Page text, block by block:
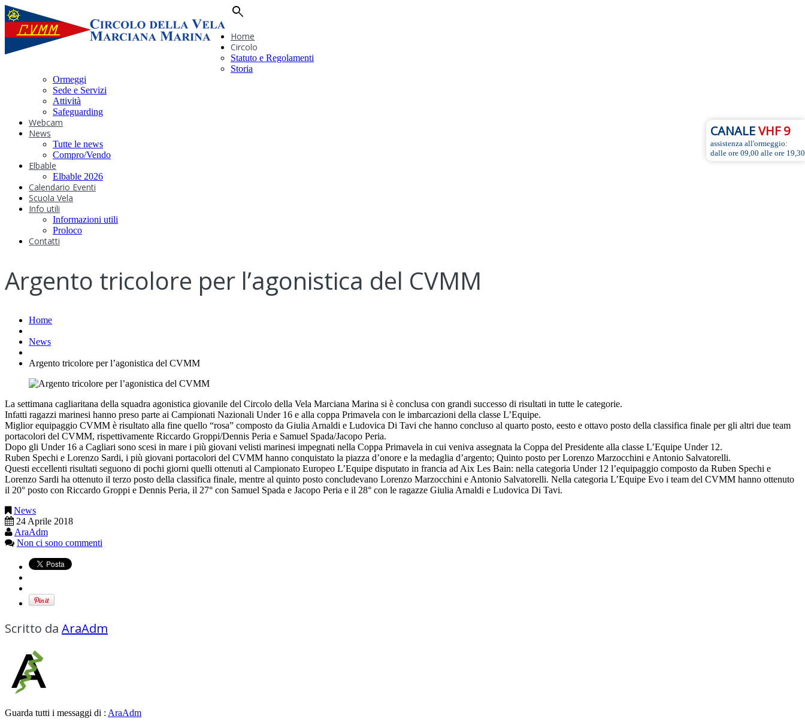
search
Home
Circolo
Statuto e Regolamenti
Storia
Ormeggi
Sede e Servizi
Attività
Safeguarding
Webcam
News
Tutte le news
Compro/Vendo
Elbable
Elbable 2026
Calendario Eventi
Scuola Vela
Info utili
Informazioni utili
Proloco
Contatti
CANALEVHF 9
assistenza all'ormeggio:
dalle ore 09,00 alle ore 19,30
Argento tricolore per l’agonistica del CVMM
Home
News
Argento tricolore per l’agonistica del CVMM
La settimana cagliaritana della squadra agonistica giovanile del Circolo della Vela Marciana Marina si è conclusa con grandi successo di risultati in tutte le categorie.
Infatti ragazzi marinesi hanno preso parte ai Campionati Nazionali Under 16 e alla coppa Primavela con le imbarcazioni della classe L’Equipe.
Miglior equipaggio CVMM è risultato alla fine quello “rosa” composto da Giulia Arnaldi e Ludovica Di Tavi che hanno concluso al quarto posto, eesto e ottavo posto della classifica finale per gli altri due team
portacolori del CVMM, rispettivamente Riccardo Groppi/Dennis Peria e Samuel Spada/Jacopo Peria.
Dopo gli Under 16 a Cagliari sono scesi in mare i più giovani velisti marinesi impegnati nella Coppa Primavela in cui veniva assegnata la Coppa del Presidente alla classe L’Equipe Under 12.
Ruben Spechi e Lorenzo Sardi, i più giovani portacolori del CVMM hanno conquistato la piazza d’onore e la medaglia d’argento; Quinto posto per Lorenzo Marzocchini e Antonio Salvatorelli.
Questi eccellenti risultati seguono di pochi giorni quelli ottenuti al Campionato Europeo L’Equipe disputato in francia ad Aix Les Bain: nella categoria Under 12 l’equipaggio composto da Ruben Spechi e
Lorenzo Sardi ha ottenuto il terzo posto della classifica finale, mentre al quinto posto concludevano Lorenzo Marzocchini e Antonio Salvatorelli. Nella categoria L’Equipe Evo i team del CVMM hanno ottenuto
il 20° posto con Riccardo Groppi e Dennis Peria, il 27° con Samuel Spada e Jacopo Peria e il 28° con le ragazze Giulia Arnaldi e Ludovica Di Tavi.
News
24 Aprile 2018
AraAdm
Non ci sono commenti
Scritto da AraAdm
Guarda tutti i messaggi di : AraAdm